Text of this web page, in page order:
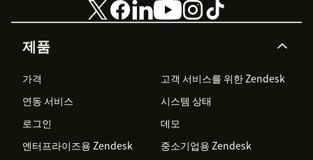
제품
가격
고객 서비스를 위한 Zendesk
연동 서비스
시스템 상태
로그인
데모
엔터프라이즈용 Zendesk
중소기업용 Zendesk